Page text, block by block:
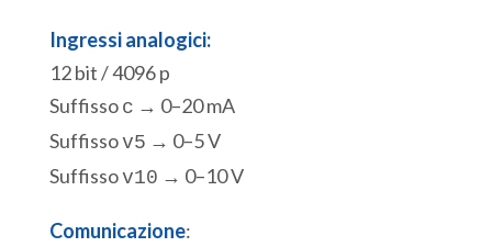
Ingressi analogici:
12 bit / 4096 p
Suffisso c → 0–20 mA
Suffissov5 → 0–5 V
Suffissov10 → 0–10 V
Comunicazione: